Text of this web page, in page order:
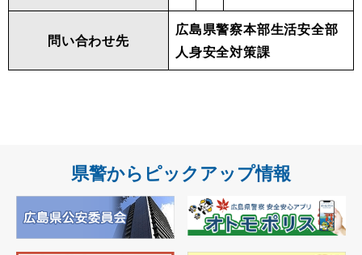
問い合わせ先
広島県警察本部生活安全部
人身安全対策課
県警からピックアップ情報